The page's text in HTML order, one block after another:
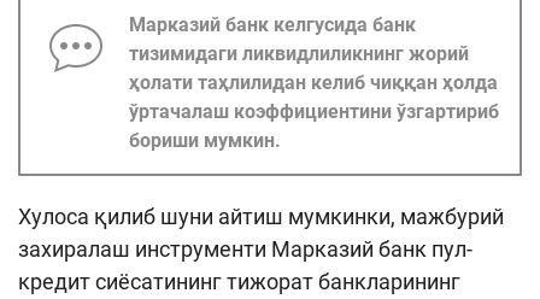
Марказий банк келгусида банк
тизимидаги ликвидлиликнинг жорий
ҳолати таҳлилидан келиб чиққан ҳолда
ўртачалаш коэффициентини ўзгартириб
бориши мумкин.
Хулоса қилиб шуни айтиш мумкинки, мажбурий
захиралаш инструменти Марказий банк пул-
кредит сиёсатининг тижорат банкларининг